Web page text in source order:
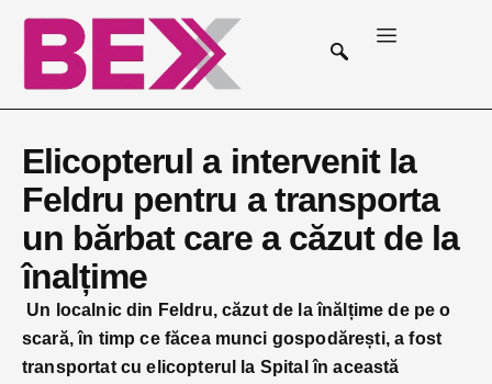
Elicopterul a intervenit la
Feldru pentru a transporta
un bărbat care a căzut de la
înalțime
Un localnic din Feldru, căzut de la înălțime de pe o
scară, în timp ce făcea munci gospodărești, a fost
transportat cu elicopterul la Spital în această